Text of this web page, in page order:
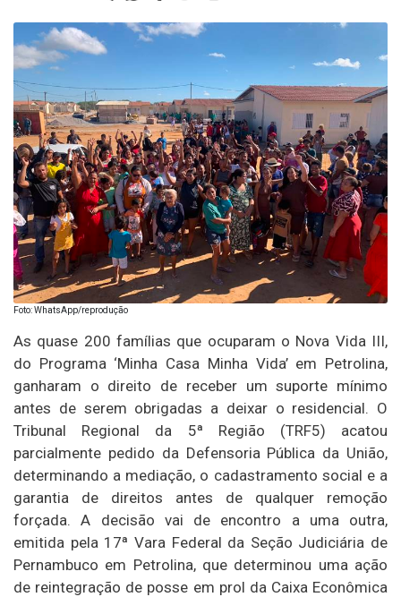
Foto: WhatsApp/reprodução
As quase 200 famílias que ocuparam o Nova Vida III,
do Programa ‘Minha Casa Minha Vida’ em Petrolina,
ganharam o direito de receber um suporte mínimo
antes de serem obrigadas a deixar o residencial. O
Tribunal Regional da 5ª Região (TRF5) acatou
parcialmente pedido da Defensoria Pública da União,
determinando a mediação, o cadastramento social e a
garantia de direitos antes de qualquer remoção
forçada. A decisão vai de encontro a uma outra,
emitida pela 17ª Vara Federal da Seção Judiciária de
Pernambuco em Petrolina, que determinou uma ação
de reintegração de posse em prol da Caixa Econômica